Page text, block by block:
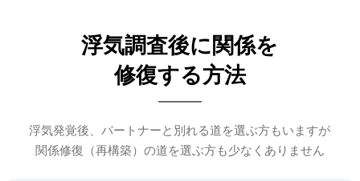
浮気調査後に関係を
修復する方法
浮気発覚後、パートナーと別れる道を選ぶ方もいますが
関係修復（再構築）の道を選ぶ方も少なくありません